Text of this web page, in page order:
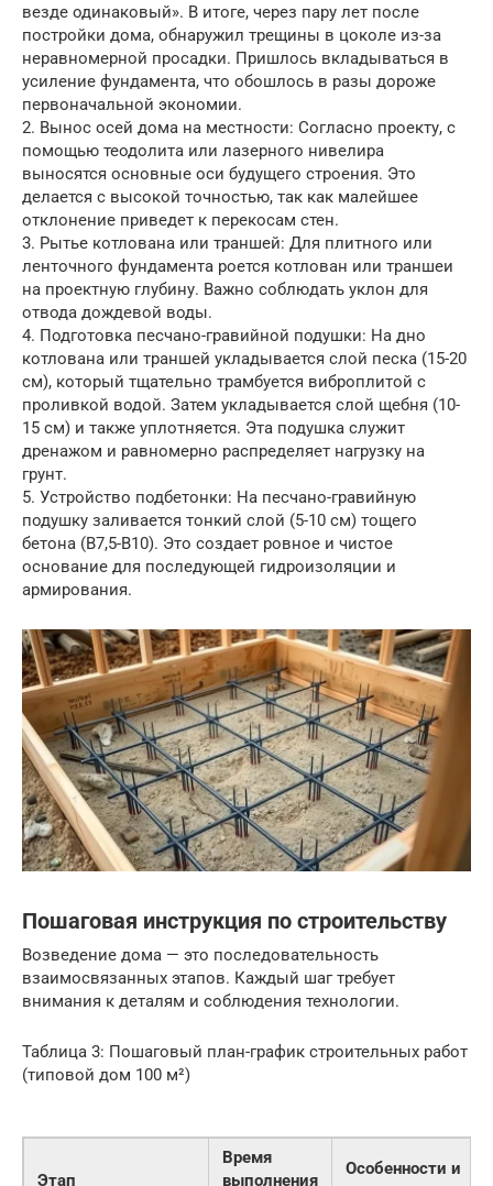
везде одинаковый». В итоге, через пару лет после
постройки дома, обнаружил трещины в цоколе из-за
неравномерной просадки. Пришлось вкладываться в
усиление фундамента, что обошлось в разы дороже
первоначальной экономии.
2. Вынос осей дома на местности: Согласно проекту, с
помощью теодолита или лазерного нивелира
выносятся основные оси будущего строения. Это
делается с высокой точностью, так как малейшее
отклонение приведет к перекосам стен.
3. Рытье котлована или траншей: Для плитного или
ленточного фундамента роется котлован или траншеи
на проектную глубину. Важно соблюдать уклон для
отвода дождевой воды.
4. Подготовка песчано-гравийной подушки: На дно
котлована или траншей укладывается слой песка (15-20
см), который тщательно трамбуется виброплитой с
проливкой водой. Затем укладывается слой щебня (10-
15 см) и также уплотняется. Эта подушка служит
дренажом и равномерно распределяет нагрузку на
грунт.
5. Устройство подбетонки: На песчано-гравийную
подушку заливается тонкий слой (5-10 см) тощего
бетона (В7,5-В10). Это создает ровное и чистое
основание для последующей гидроизоляции и
армирования.
Пошаговая инструкция по строительству
Возведение дома — это последовательность
взаимосвязанных этапов. Каждый шаг требует
внимания к деталям и соблюдения технологии.
Таблица 3: Пошаговый план-график строительных работ
(типовой дом 100 м²)
Этап
Время
выполнения
Особенности и